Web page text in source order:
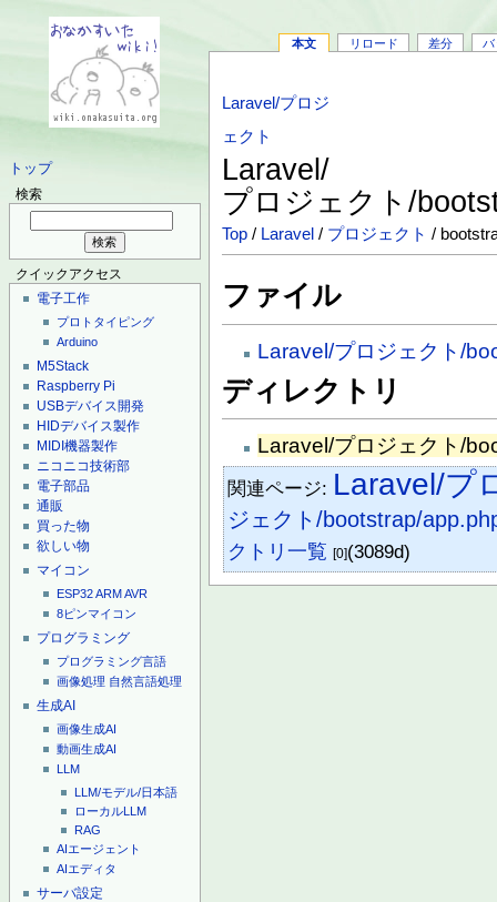
トップ
検索
クイックアクセス
電子工作
プロトタイピング
Arduino
M5Stack
Raspberry Pi
USBデバイス開発
HIDデバイス製作
MIDI機器製作
ニコニコ技術部
電子部品
通販
買った物
欲しい物
マイコン
ESP32ARMAVR
8ピンマイコン
プログラミング
プログラミング言語
画像処理 自然言語処理
生成AI
画像生成AI
動画生成AI
LLM
LLM/モデル/日本語
ローカルLLM
RAG
AIエージェント
AIエディタ
サーバ設定
本文 リロード 差分 バ
Laravel/プロジ
ェクト
Laravel/
プロジェクト/
Top / Laravel / プロジェクト /
ファイル
Laravel/プロジェクト/
ディレクトリ
Laravel/プロジェクト/
関連ページ: Laravel/プ
ジェクト/bootstrap/
クトリ一覧 [0](3089d)